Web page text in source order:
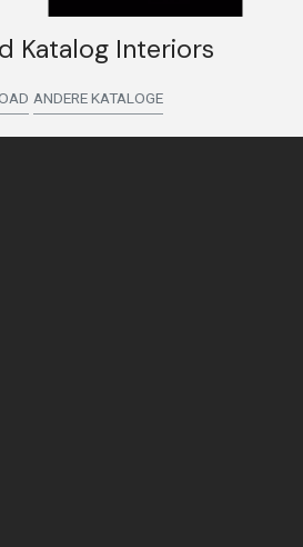
Katalog Interiors
ANDERE KATALOGE